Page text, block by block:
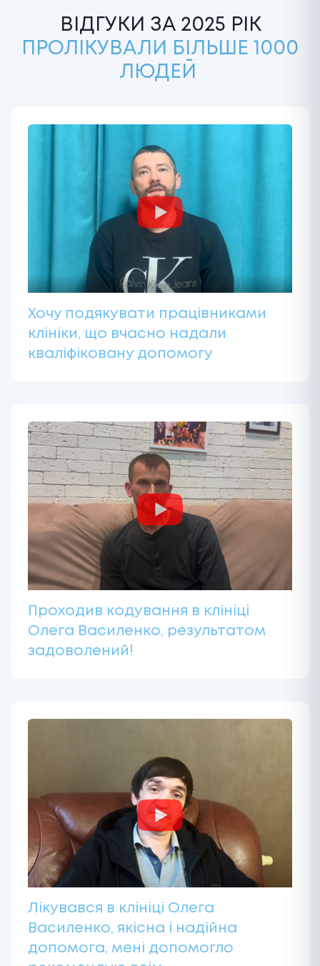
ВІДГУКИ ЗА 2025 РІК
ПРОЛІКУВАЛИ БІЛЬШЕ 1000
ЛЮДЕЙ
Хочу подякувати працівниками
клініки, що вчасно надали
кваліфіковану допомогу
Проходив кодування в клініці
Олега Василенко, результатом
задоволений!
Лікувався в клініці Олега
Василенко, якісна і надійна
допомога, мені допомогло